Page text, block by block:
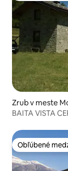
Zrub v meste
BAITA VISTA
Obľúbené
Obľúbené